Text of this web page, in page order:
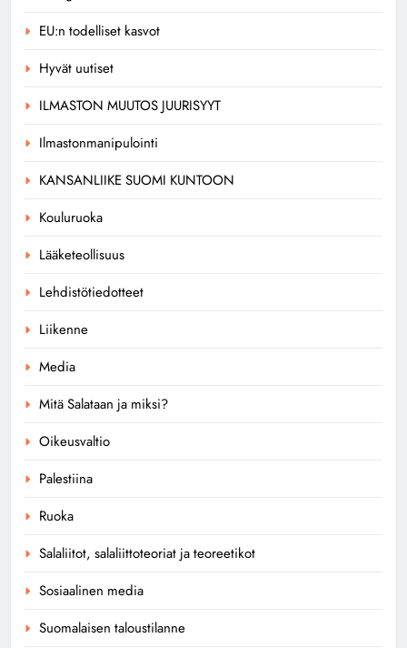
EU:n todelliset kasvot
Hyvät uutiset
ILMASTON MUUTOS JUURISYYT
Ilmastonmanipulointi
KANSANLIIKE SUOMI KUNTOON
Kouluruoka
Lääketeollisuus
Lehdistötiedotteet
Liikenne
Media
Mitä Salataan ja miksi?
Oikeusvaltio
Palestiina
Ruoka
Salaliitot, salaliittoteoriat ja teoreetikot
Sosiaalinen media
Suomalaisen taloustilanne